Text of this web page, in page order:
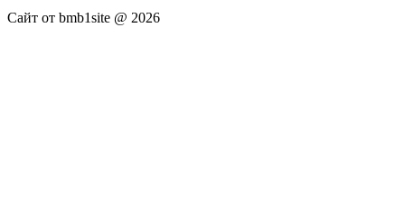
Сайт от bmb1site @ 2026